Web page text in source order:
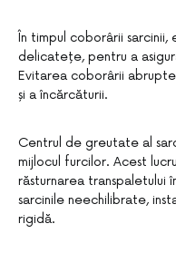
În timpul coborârii sarcinii,
delicatețe, pentru a
Evitarea coborârii
și a încărcăturii.
Centrul de greutate al
mijlocul furcilor. Acest
răsturnarea transpaletului
sarcinile neechilibrate,
rigidă.